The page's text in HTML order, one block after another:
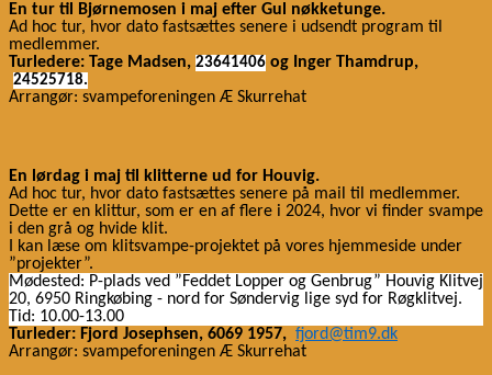
En tur til Bjørnemosen i maj efter Gul nøkketunge.
Ad hoc tur, hvor dato fastsættes senere i udsendt program til
medlemmer.
Turledere: Tage Madsen,​​ 23641406 og Inger​​ Thamdrup,​​
24525718.
Arrangør: svampeforeningen Æ Skurrehat
En lørdag i maj til klitterne ud for Houvig.
Ad hoc tur, hvor dato fastsættes senere på mail til medlemmer.
Dette er en klittur, som er en af flere i 2024, hvor vi finder svampe
i den grå og hvide klit.
I kan læse om klitsvampe-projektet på vores hjemmeside under
”projekter”.
Mødested: P-plads ved ”Feddet Lopper og Genbrug” Houvig Klitvej
20, 6950 Ringkøbing - nord for Søndervig lige syd for Røgklitvej.
Tid: 10.00-13.00
Turleder: Fjord Josephsen, 6069 1957, fjord@tim9.dk
Arrangør: svampeforeningen Æ Skurrehat